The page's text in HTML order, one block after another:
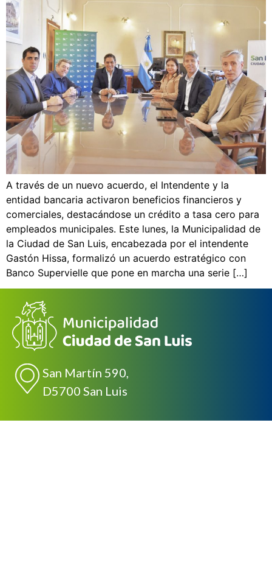
A través de un nuevo acuerdo, el Intendente y la
entidad bancaria activaron beneficios financieros y
comerciales, destacándose un crédito a tasa cero para
empleados municipales. Este lunes, la Municipalidad de
la Ciudad de San Luis, encabezada por el intendente
Gastón Hissa, formalizó un acuerdo estratégico con
Banco Supervielle que pone en marcha una serie […]
San Martín 590,
D5700 San Luis